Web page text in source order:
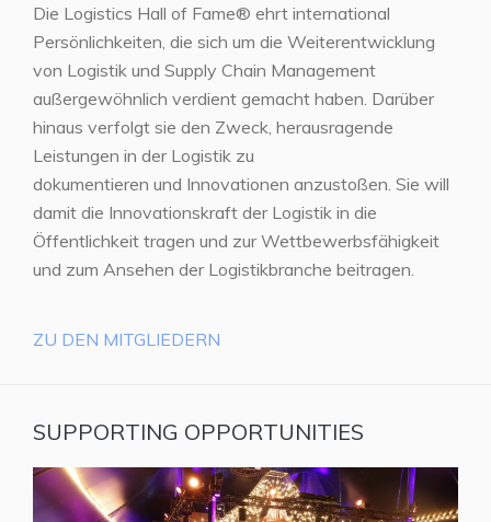
Die Logistics Hall of Fame® ehrt international
Persönlichkeiten, die sich um die Weiterentwicklung
von Logistik und Supply Chain Management
außergewöhnlich verdient gemacht haben. Darüber
hinaus verfolgt sie den Zweck, herausragende
Leistungen in der Logistik zu
dokumentieren und Innovationen anzustoßen. Sie will
damit die Innovationskraft der Logistik in die
Öffentlichkeit tragen und zur Wettbewerbsfähigkeit
und zum Ansehen der Logistikbranche beitragen.
ZU DEN MITGLIEDERN
SUPPORTING OPPORTUNITIES